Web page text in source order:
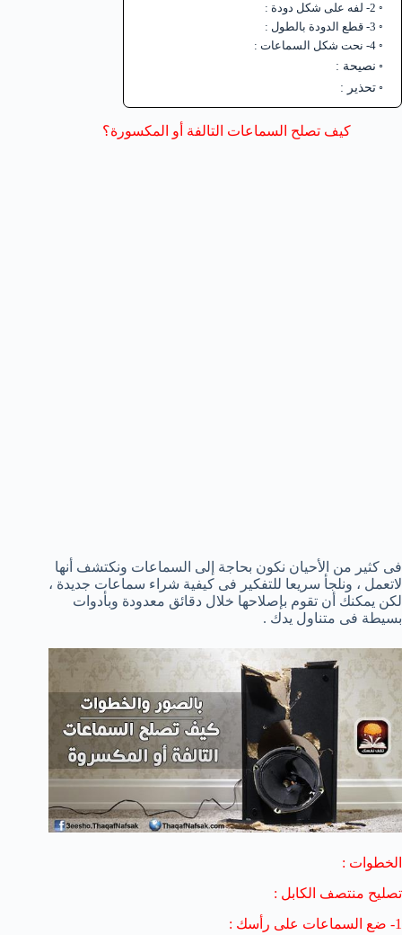
2- لفه على شكل دودة :
3- قطع الدودة بالطول :
4- نحت شكل السماعات :
نصيحة :
تحذير :
كيف تصلح السماعات التالفة أو المكسورة؟
فى كثير من الأحيان نكون بحاجة إلى السماعات ونكتشف أنها
لاتعمل ، ونلجأ سريعا للتفكير فى كيفية شراء سماعات جديدة ،
لكن يمكنك أن تقوم بإصلاحها خلال دقائق معدودة وبأدوات
بسيطة فى متناول يدك .
الخطوات :
تصليح منتصف الكابل :
1- ضع السماعات على رأسك :